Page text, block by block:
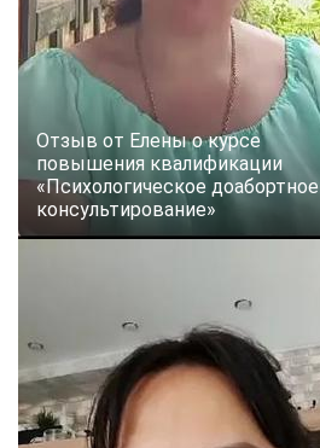
Отзыв от Елены о курсе
повышения квалификации
«Психологическое доабортное
консультирование»